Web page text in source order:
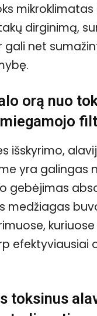
dirginimą,
gali net
orą nuo
išskyrimo,
yra galingas
gebėjimas
medžiagas
efektyviausiai
toksinus